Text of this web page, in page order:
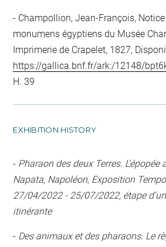
Champollion, Jean-François,
monumens égyptiens du Musée
Imprimerie de Crapelet, 1827,
https://gallica.bnf.fr/ark:/12148/
H. 39
EXHIBITION HISTORY
- Pharaon des deux Terres.
Napata, Napoléon, Exposition
27/04/2022 - 25/07/2022, étape
itinérante
- Des animaux et des pharaons. Le